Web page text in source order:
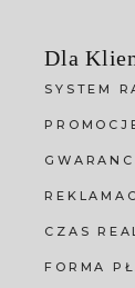
Dla
SYSTEM
CZAS
FORMA